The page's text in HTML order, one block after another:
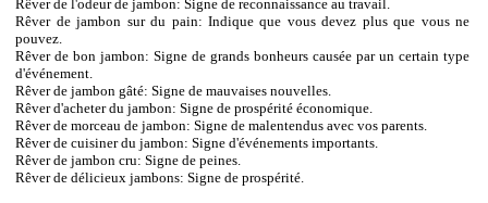
Rêver de l'odeur de jambon: Signe de reconnaissance au travail.
Rêver de jambon sur du pain: Indique que vous devez plus que vous ne
pouvez.
Rêver de bon jambon: Signe de grands bonheurs causée par un certain type
d'événement.
Rêver de jambon gâté: Signe de mauvaises nouvelles.
Rêver d'acheter du jambon: Signe de prospérité économique.
Rêver de morceau de jambon: Signe de malentendus avec vos parents.
Rêver de cuisiner du jambon: Signe d'événements importants.
Rêver de jambon cru: Signe de peines.
Rêver de délicieux jambons: Signe de prospérité.